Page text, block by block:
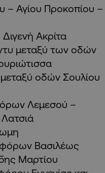
– Αγίου Προκοπίου –
Ακρίτα
μεταξύ των οδών
οδών Σουλίου
Λεμεσού –
Βασιλέως
Μαρτίου